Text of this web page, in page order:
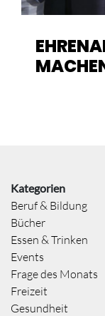
Kategorien
Beruf & Bildung
Bücher
Essen & Trinken
Events
Frage des Monats
Freizeit
Gesundheit